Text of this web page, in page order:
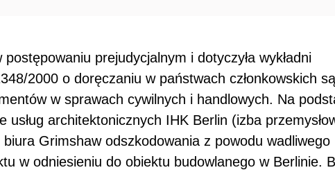
postępowaniu prejudycjalnym i dotyczyła wykładni
2000 o doręczaniu w państwach członkowskich
w sprawach cywilnych i handlowych. Na
usług architektonicznych IHK Berlin (izba
biura Grimshaw odszkodowania z powodu wadliwego
w odniesieniu do obiektu budowlanego w Berlinie.